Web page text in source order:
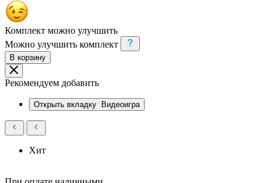
Комплект можно улучшить
Можно улучшить комплект
В корзину
Рекомендуем добавить
Открыть вкладку Видеоигра
Хит